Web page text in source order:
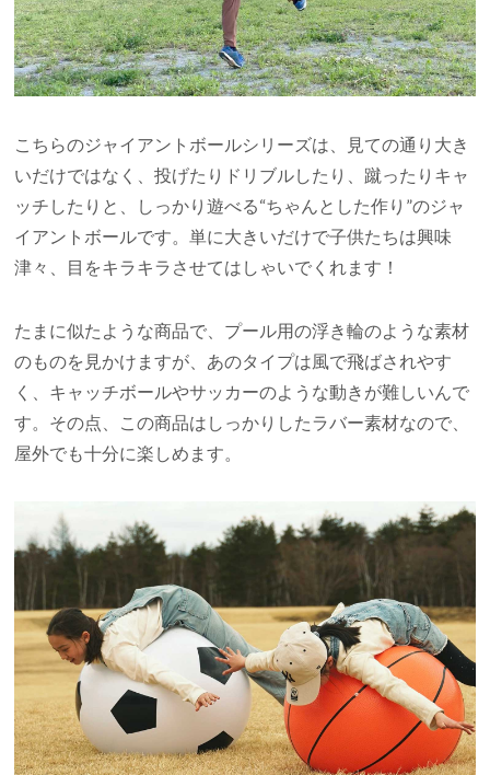
こちらのジャイアントボールシリーズは、見ての通り大き
いだけではなく、投げたりドリブルしたり、蹴ったりキャ
ッチしたりと、しっかり遊べる“ちゃんとした作り”のジャ
イアントボールです。単に大きいだけで子供たちは興味
津々、目をキラキラさせてはしゃいでくれます！
たまに似たような商品で、プール用の浮き輪のような素材
のものを見かけますが、あのタイプは風で飛ばされやす
く、キャッチボールやサッカーのような動きが難しいんで
す。その点、この商品はしっかりしたラバー素材なので、
屋外でも十分に楽しめます。